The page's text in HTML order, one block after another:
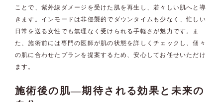
ことで、紫外線ダメージを受けた肌を再生し、若々しい肌へと導
きます。インモードは非侵襲的でダウンタイムも少なく、忙しい
日常を送る女性でも無理なく受けられる手軽さが魅力です。ま
た、施術前には専門の医師が肌の状態を詳しくチェックし、個々
の肌に合わせたプランを提案するため、安心してお任せいただけ
ます。
施術後の肌—期待される効果と未来の